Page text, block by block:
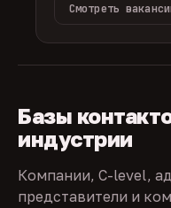
Смотреть
Базы
индустрии
Компании, C-level,
представители и